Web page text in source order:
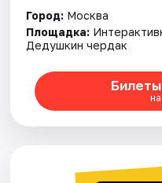
Город: Москва
Площадка:
Дедушкин чердак